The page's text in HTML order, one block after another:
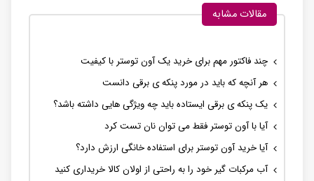
مقالات مشابه
چند فاکتور مهم برای خرید یک آون توستر با کیفیت
هر آنچه که باید در مورد پنکه ی برقی دانست
یک پنکه ی برقی ایستاده باید چه ویژگی هایی داشته باشد؟
آیا با آون توستر فقط می توان نان تست کرد
آیا خرید آون توستر برای استفاده خانگی ارزش دارد؟
آب مرکبات گیر خود را به راحتی از اولان کالا خریداری کنید